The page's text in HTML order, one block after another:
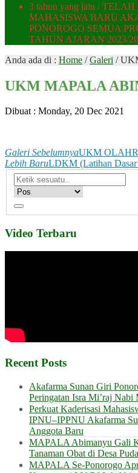
3 tahun yang lalu / TELAH
MAHASISWA BARU
PONOROGO SEMUA
TAHUN AJARAN 2023/
Anda ada di : Home /Galeri /
UKM MAPALA
Dibuat : Monday, 20 Dec 2021
Galeri SebelumnyaUKM
Lebih BaruLDKM (Latihan Dasar
Video Terbaru
Recent Posts
Akafarma Sunan Giri
Peringatan Isra Mi’raj Nabi
Perkuat Kaderisasi
IPNU–IPPNU Akafarma
Anggota Baru
MAPALA Abimanyu Gali
Tanaman Obat di Desa
MAPALA Se-Ponorogo